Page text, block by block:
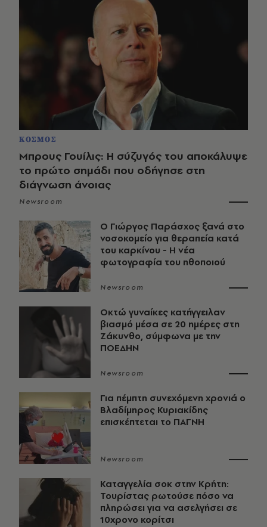
ΚΟΣΜΟΣ
Μπρους Γουίλις: Η σύζυγός του αποκάλυψε
το πρώτο σημάδι που οδήγησε στη
διάγνωση άνοιας
Newsroom
O Γιώργος Παράσχος ξανά στο
νοσοκομείο για θεραπεία κατά
του καρκίνου - Η νέα
φωτογραφία του ηθοποιού
Newsroom
Οκτώ γυναίκες κατήγγειλαν
βιασμό μέσα σε 20 ημέρες στη
Ζάκυνθο, σύμφωνα με την
ΠΟΕΔΗΝ
Newsroom
Για πέμπτη συνεχόμενη χρονιά ο
Βλαδίμηρος Κυριακίδης
επισκέπτεται το ΠΑΓΝΗ
Newsroom
Καταγγελία σοκ στην Κρήτη:
Τουρίστας ρωτούσε πόσο να
πληρώσει για να ασελγήσει σε
10χρονο κορίτσι